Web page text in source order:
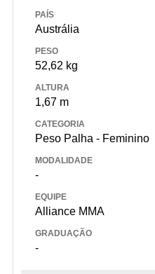
PAÍS
Austrália
PESO
52,62 kg
ALTURA
1,67 m
CATEGORIA
Peso Palha - Feminino
MODALIDADE
-
EQUIPE
Alliance MMA
GRADUAÇÃO
-